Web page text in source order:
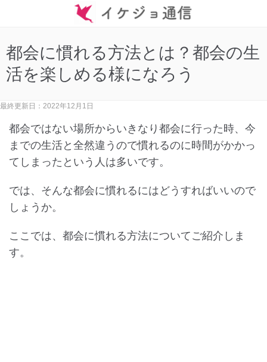
都会に慣れる方法とは？都会の生
活を楽しめる様になろう
最終更新日：2022年12月1日
都会ではない場所からいきなり都会に行った時、今
までの生活と全然違うので慣れるのに時間がかかっ
てしまったという人は多いです。
では、そんな都会に慣れるにはどうすればいいので
しょうか。
ここでは、都会に慣れる方法についてご紹介しま
す。